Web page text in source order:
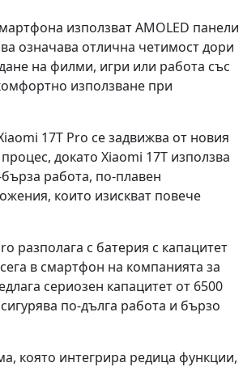
използват AMOLED панели
означава отлична четимост дори
на филми, игри или работа със
използване при
17T Pro се задвижва от новия
докато Xiaomi 17T използва
работа, по-плавен
които изискват повече
разполага с батерия с капацитет
в смартфон на компанията за
сериозен капацитет от 6500
по-дълга работа и бързо
която интегрира редица функции,